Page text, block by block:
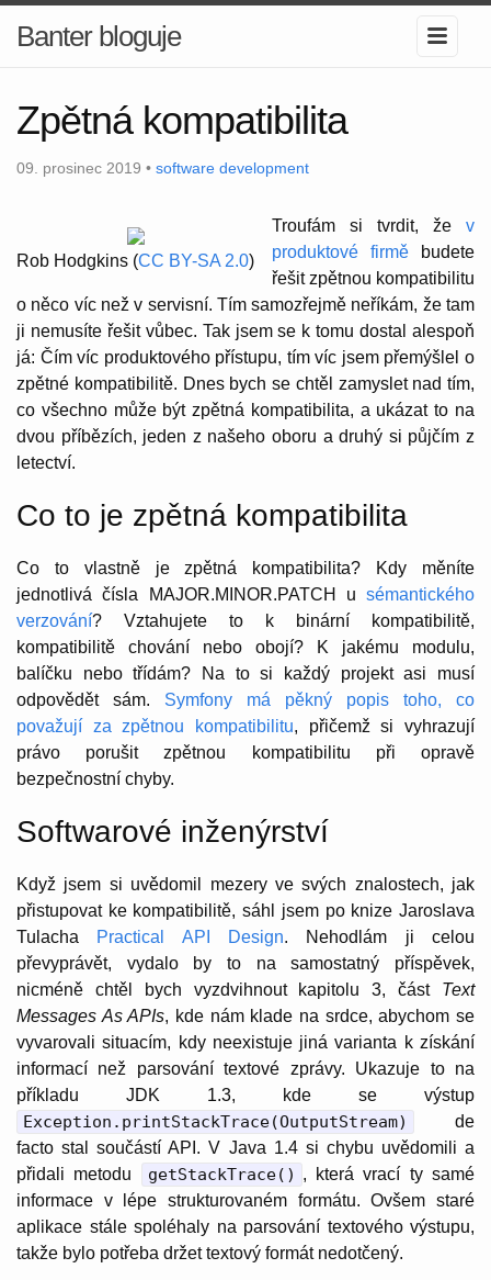
Banter bloguje
Zpětná kompatibilita
09. prosinec 2019 • software development
Rob Hodgkins (CC BY-SA 2.0)
Troufám si tvrdit, že v
produktové firmě budete
řešit zpětnou kompatibilitu
o něco víc než v servisní. Tím samozřejmě neříkám, že tam
ji nemusíte řešit vůbec. Tak jsem se k tomu dostal alespoň
já: Čím víc produktového přístupu, tím víc jsem přemýšlel o
zpětné kompatibilitě. Dnes bych se chtěl zamyslet nad tím,
co všechno může být zpětná kompatibilita, a ukázat to na
dvou příbězích, jeden z našeho oboru a druhý si půjčím z
letectví.
Co to je zpětná kompatibilita
Co to vlastně je zpětná kompatibilita? Kdy měníte
jednotlivá čísla MAJOR.MINOR.PATCH u sémantického
verzování? Vztahujete to k binární kompatibilitě,
kompatibilitě chování nebo obojí? K jakému modulu,
balíčku nebo třídám? Na to si každý projekt asi musí
odpovědět sám. Symfony má pěkný popis toho, co
považují za zpětnou kompatibilitu, přičemž si vyhrazují
právo porušit zpětnou kompatibilitu při opravě
bezpečnostní chyby.
Softwarové inženýrství
Když jsem si uvědomil mezery ve svých znalostech, jak
přistupovat ke kompatibilitě, sáhl jsem po knize Jaroslava
Tulacha Practical API Design. Nehodlám ji celou
převyprávět, vydalo by to na samostatný příspěvek,
nicméně chtěl bych vyzdvihnout kapitolu 3, část Text
Messages As APIs, kde nám klade na srdce, abychom se
vyvarovali situacím, kdy neexistuje jiná varianta k získání
informací než parsování textové zprávy. Ukazuje to na
příkladu JDK 1.3, kde se výstup
Exception.printStackTrace(OutputStream)
de
facto stal součástí API. V Java 1.4 si chybu uvědomili a
přidali metodu
getStackTrace() , která vrací ty samé
informace v lépe strukturovaném formátu. Ovšem staré
aplikace stále spoléhaly na parsování textového výstupu,
takže bylo potřeba držet textový formát nedotčený.